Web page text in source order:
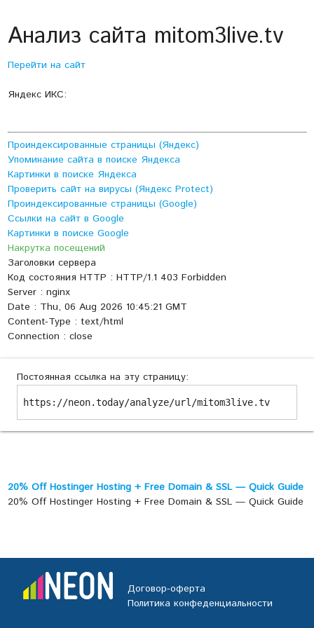
Анализ сайта mitom3live.tv
Перейти на сайт
Яндекс ИКС:
Проиндексированные страницы (Яндекс)
Упоминание сайта в поиске Яндекса
Картинки в поиске Яндекса
Проверить сайт на вирусы (Яндекс Protect)
Проиндексированные страницы (Google)
Ссылки на сайт в Google
Картинки в поиске Google
Накрутка посещений
Заголовки сервера
Код состояния HTTP : HTTP/1.1 403 Forbidden
Server : nginx
Date : Thu, 06 Aug 2026 10:45:21 GMT
Content-Type : text/html
Connection : close
Постоянная ссылка на эту страницу:
https://neon.today/analyze/url/mitom3live.tv
20% Off Hostinger Hosting + Free Domain & SSL — Quick Guide
20% Off Hostinger Hosting + Free Domain & SSL — Quick Guide
Договор-оферта
Политика конфеденциальности